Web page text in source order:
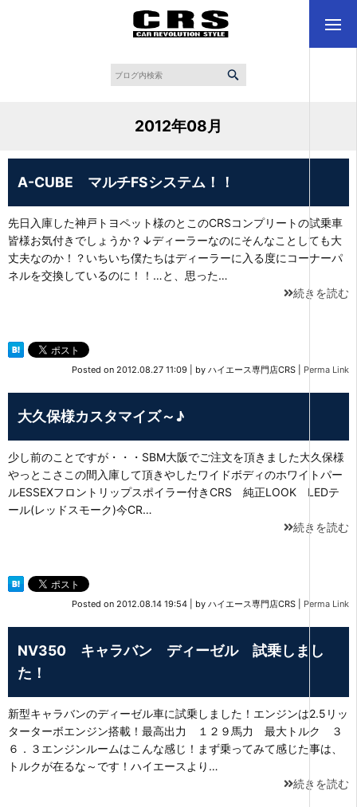
2012年08月
A-CUBE マルチFSシステム！！
先日入庫した神戸トヨペット様のとこのCRSコンプリートの試乗車
皆様お気付きでしょうか？↓ディーラーなのにそんなことしても大
丈夫なのか！？いちいち僕たちはディーラーに入る度にコーナーパ
ネルを交換しているのに！！…と、思った…
続きを読む
Posted on 2012.08.27 11:09 by ハイエース専門店CRS Perma Link
大久保様カスタマイズ～♪
少し前のことですが・・・SBM大阪でご注文を頂きました大久保様
やっとこさこの間入庫して頂きやしたワイドボディのホワイトパー
ルESSEXフロントリップスポイラー付きCRS 純正LOOK LEDテ
ール(レッドスモーク)今CR…
続きを読む
Posted on 2012.08.14 19:54 by ハイエース専門店CRS Perma Link
NV350 キャラバン ディーゼル 試乗しまし
た！
新型キャラバンのディーゼル車に試乗しました！エンジンは2.5リッ
ターターボエンジン搭載！最高出力 １２９馬力 最大トルク ３
６．３エンジンルームはこんな感じ！まず乗ってみて感じた事は、
トルクが在るな～です！ハイエースより…
続きを読む